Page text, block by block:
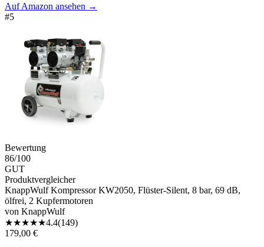
Auf Amazon ansehen →
#5
Bewertung
86/100
GUT
Produktvergleicher
KnappWulf Kompressor KW2050, Flüster-Silent, 8 bar, 69 dB,
ölfrei, 2 Kupfermotoren
von KnappWulf
★★★★★4.4(149)
179,00 €